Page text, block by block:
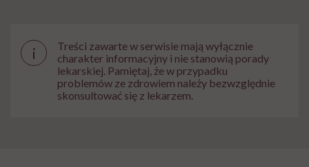
i
Treści zawarte w serwisie mają wyłącznie
charakter informacyjny i nie stanowią porady
lekarskiej. Pamiętaj, że w przypadku
problemów ze zdrowiem należy bezwzględnie
skonsultować się z lekarzem.